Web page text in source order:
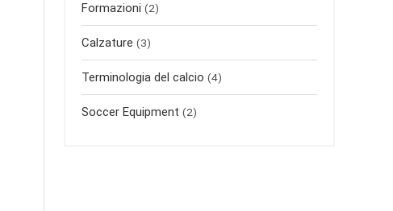
Formazioni (2)
Calzature (3)
Terminologia del calcio (4)
Soccer Equipment (2)